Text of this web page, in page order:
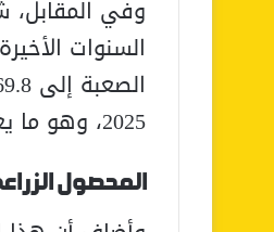
وفي المقابل،
السنوات
2025، وهو ما يغطي نحو خمسة أشهر و24 يوماً من الواردات.
المحصول